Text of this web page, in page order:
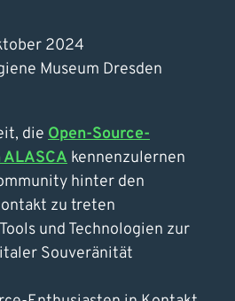
2024
Museum Dresden
die Open-Source-
kennenzulernen
hinter den
zu treten
und Technologien zur
Souveränität